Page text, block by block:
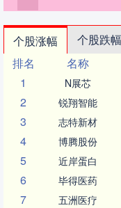
个股涨幅 个股跌幅
排名
名称
1
N展芯
2 锐翔智能
3 志特新材
4 博腾股份
5 近岸蛋白
6 毕得医药
7 五洲医疗